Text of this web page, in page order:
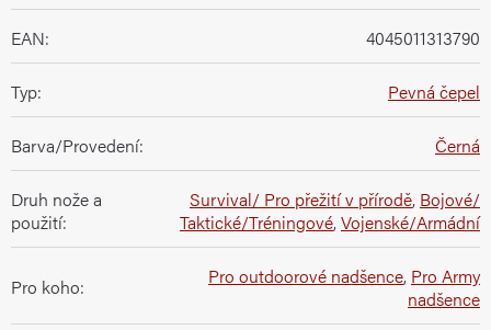
EAN: 4045011313790
Typ: Pevná čepel
Barva/Provedení: Černá
Druh nože a
použití:
Survival/ Pro přežití v přírodě, Bojové/
Taktické/Tréningové,Vojenské/Armádní
Pro koho: Pro outdoorové nadšence, Pro Army
nadšence